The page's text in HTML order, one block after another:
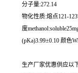
分子量:272.14
物化性质:熔点121-
度
(pKa)3.99±0.10 颜色
生产厂家优惠供应以